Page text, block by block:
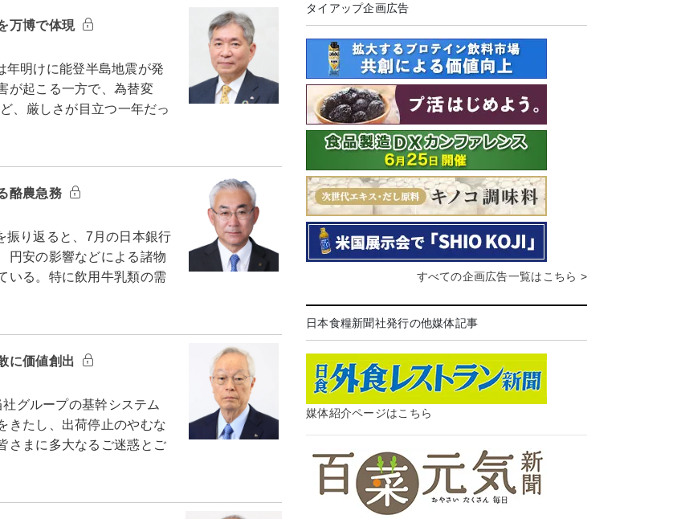
万博で体現
明けに能登半島地震が発
が起こる一方で、為替変
、厳しさが目立つ一年だっ
酪農急務
り返ると、7月の日本銀行
円安の影響などによる諸物
いる。特に飲用牛乳類の需
に価値創出
グループの基幹システム
きたし、出荷停止のやむな
さまに多大なるご迷惑とご
タイアップ企画広告
すべての企画広告一覧はこちら >
日本食糧新聞社発行の他媒体記事
媒体紹介ページはこちら